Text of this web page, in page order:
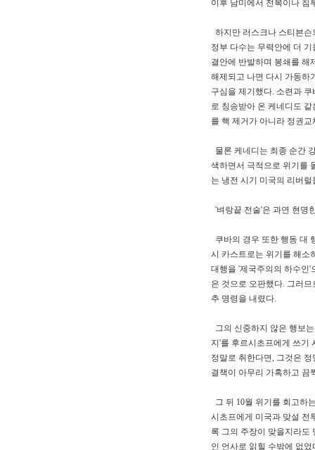
이후 남미에서 전복이나 침
하지만 러스크나 스티븐
정부 다수는 무력안에 더
결안에 반발하며 봉쇄를 해
해제되고 나면 다시 가동하
구심을 제기했다. 소련과
로 칭송받아 온 케네디도
를 핵 제거가 아니라 정권
물론 케네디는 최종 순간
색하면서 극적으로 위기를
는 냉전 시기 미국의 리버
'벼랑끝 전술'은 과연 현명
쿠바의 경우 또한 행동 대
시 카스트로는 위기를 해소
대행을 '제국주의의 하수인'
은 것으로 오판했다. 그러
추 명령을 내렸다.
그의 신중하지 않은 행보
지'를 후르시초프에게 쓰기
정말로 취한다면, 그것은
결책이 아무리 가혹하고 끔
그 뒤 10월 위기를 회고하
시초프에게 미국과 맞설 전
록 그의 주장이 맞을지라도
인 언사로 읽힐 수밖에 없